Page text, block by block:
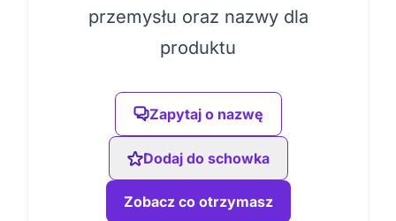
przemysłu oraz nazwy dla
produktu
Zapytaj o nazwę
Dodaj do schowka
Zobacz co otrzymasz